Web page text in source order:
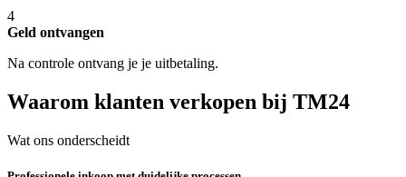
4
Geld ontvangen
Na controle ontvang je je uitbetaling.
Waarom klanten verkopen bij TM24
Wat ons onderscheidt